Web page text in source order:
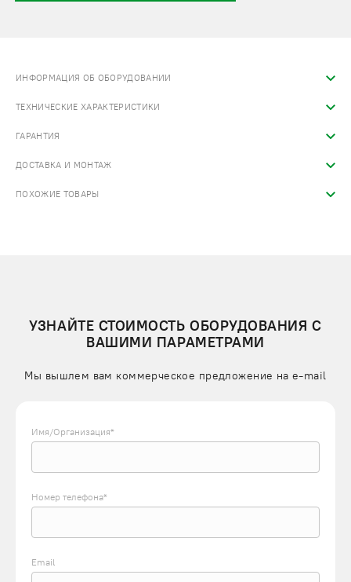
ИНФОРМАЦИЯ ОБ ОБОРУДОВАНИИ
ТЕХНИЧЕСКИЕ ХАРАКТЕРИСТИКИ
ГАРАНТИЯ
ДОСТАВКА И МОНТАЖ
ПОХОЖИЕ ТОВАРЫ
УЗНАЙТЕ СТОИМОСТЬ ОБОРУДОВАНИЯ С
ВАШИМИ ПАРАМЕТРАМИ
Мы вышлем вам коммерческое предложение на e-mail
Имя/Организация*
Номер телефона*
Email